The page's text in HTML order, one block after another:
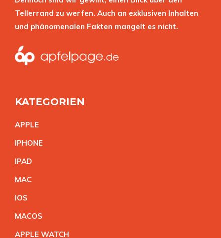
Tellerrand zu werfen. Auch an exklusiven Inhalten
und phänomenalen Fakten mangelt es nicht.
KATEGORIEN
APPLE
IPHONE
IPAD
MAC
IOS
MACOS
APPLE WATCH